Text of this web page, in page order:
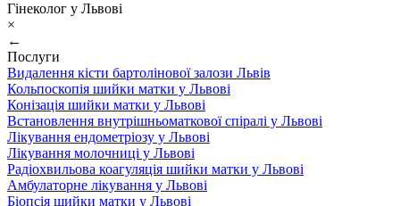
Гінеколог у Львові
×
←
Послуги
Видалення кісти бартолінової залози Львів
Кольпоскопія шийки матки у Львові
Конізація шийки матки у Львові
Встановлення внутрішньоматкової спіралі у Львові
Лікування ендометріозу у Львові
Лікування молочниці у Львові
Радіохвильова коагуляція шийки матки у Львові
Амбулаторне лікування у Львові
Біопсія шийки матки у Львові